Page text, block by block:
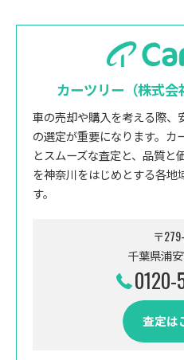
カーツリー（株式会
車の売却や購入を考える際、
の選定が重要になります。カ
とスムーズな査定と、品質
を神奈川をはじめとする各地
す。
〒
千葉県浦
査定は